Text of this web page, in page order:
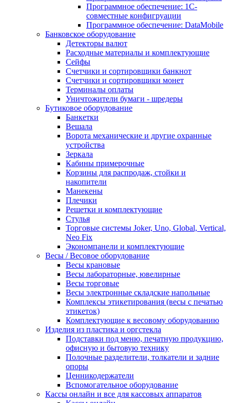
Программное обеспечение: 1С-
совместные конфигруации
Программное обеспечение: DataMobile
Банковское оборудование
Детекторы валют
Расходные материалы и комплектующие
Сейфы
Счетчики и сортировщики банкнот
Счетчики и сортировщики монет
Терминалы оплаты
Уничтожители бумаги - шредеры
Бутиковое оборудование
Банкетки
Вешала
Ворота механические и другие охранные
устройства
Зеркала
Кабины примерочные
Корзины для распродаж, стойки и
накопители
Манекены
Плечики
Решетки и комплектующие
Стулья
Торговые системы Joker, Uno, Global, Vertical,
Neo Fix
Экономпанели и комплектующие
Весы / Весовое оборудование
Весы крановые
Весы лабораторные, ювелирные
Весы торговые
Весы электронные складские напольные
Комплексы этикетирования (весы с печатью
этикеток)
Комплектующие к весовому оборудованию
Изделия из пластика и оргстекла
Подставки под меню, печатную продукцию,
офисную и бытовую технику
Полочные разделители, толкатели и задние
опоры
Ценникодержатели
Вспомогательное оборудование
Кассы онлайн и все для кассовых аппаратов